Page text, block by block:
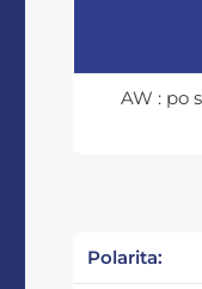
AW : po
Polarita: